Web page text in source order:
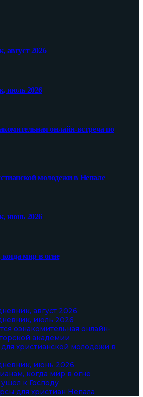
август 2026
июль 2026
онлайн-встреча по
молодежи в Непале
июнь 2026
мир в огне
август 2026
июль 2026
ознакомительная онлайн-
академии
христианской молодежи в
июнь 2026
когда мир в огне
к Господу
для христиан Непала